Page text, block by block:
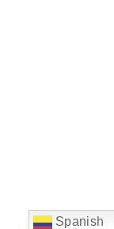
Spanish